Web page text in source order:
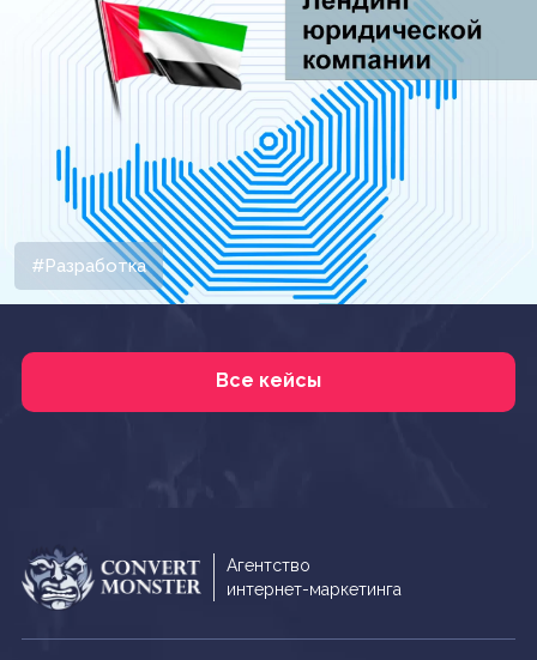
#Разработка
Все кейсы
Агентство
интернет-маркетинга